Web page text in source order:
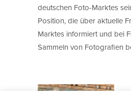
deutschen Foto-Marktes
Position, die über aktuelle
Marktes informiert und bei
Sammeln von Fotografien